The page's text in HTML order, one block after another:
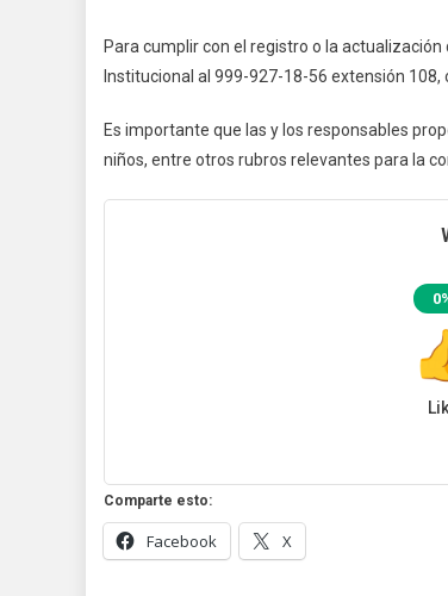
Para cumplir con el registro o la
Institucional al 999-927-18-56 extensión 108,
Es importante que las y los responsables
niños, entre otros rubros relevantes para la
Comparte esto:
Facebook X